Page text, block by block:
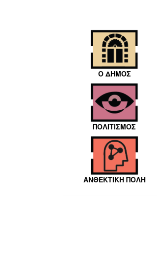
Ο ΔΗΜΟΣ
ΠΟΛΙΤΙΣΜΟΣ
ΑΝΘΕΚΤΙΚΗ ΠΟΛΗ